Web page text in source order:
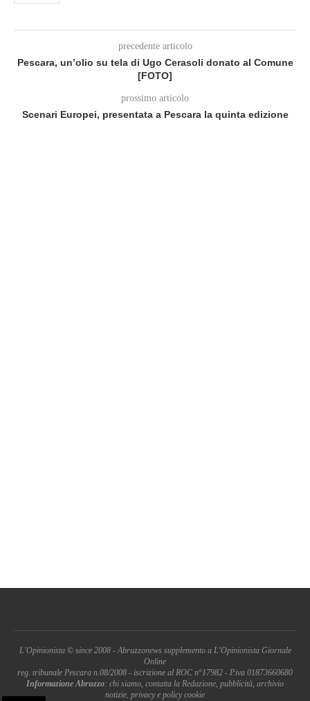
precedente articolo
Pescara, un’olio su tela di Ugo Cerasoli donato al Comune
[FOTO]
prossimo articolo
Scenari Europei, presentata a Pescara la quinta edizione
L'Opinionista © since 2008 - Abruzzonews supplemento a L'Opinionista Giornale
Online
reg. tribunale Pescara n.08/2008 - iscrizione al ROC n°17982 - P.iva 01873660680
Informazione Abruzzo: chi siamo, contatta la Redazione, pubblicità, archivio
notizie, privacy e policy cookie